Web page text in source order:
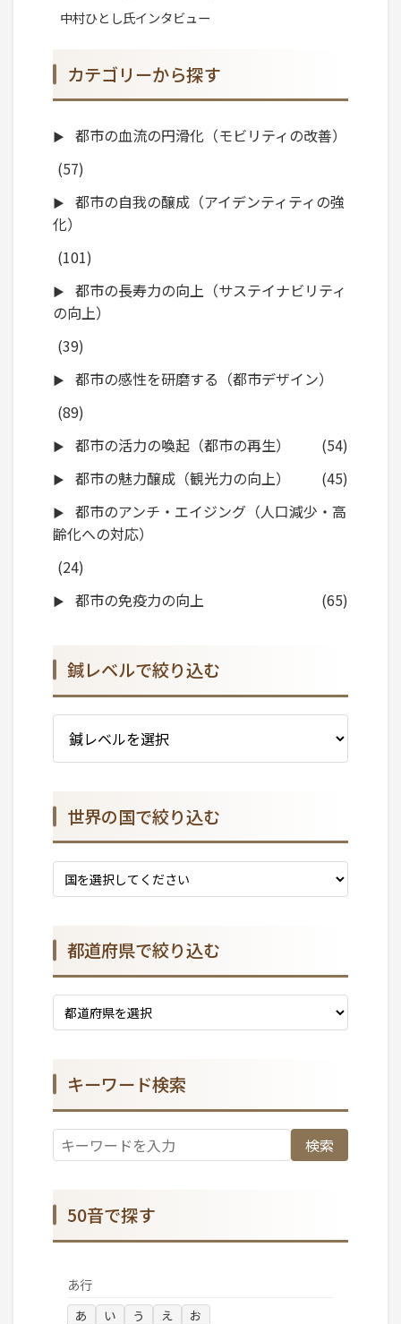
中村ひとし氏インタビュー
カテゴリーから探す
都市の血流の円滑化（モビリティの改善）
(57)
都市の自我の醸成（アイデンティティの強
化）
(101)
都市の長寿力の向上（サステイナビリティ
の向上）
(39)
都市の感性を研磨する（都市デザイン）
(89)
都市の活力の喚起（都市の再生）
(54)
都市の魅力醸成（観光力の向上）
(45)
都市のアンチ・エイジング（人口減少・高
齢化への対応）
(24)
都市の免疫力の向上
(65)
鍼レベルで絞り込む
世界の国で絞り込む
都道府県で絞り込む
キーワード検索
検索
50音で探す
あ行
あ い う え お